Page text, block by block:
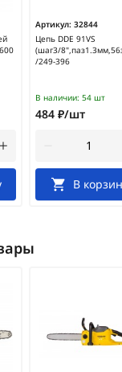
Артикул: 32844
Цепь DDE 91VS
(шаг3/
/249-396
В наличии: 54 шт
484 ₽/шт
В